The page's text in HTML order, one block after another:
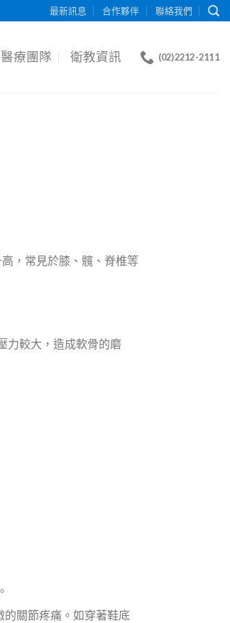
最新訊息 合作夥伴 聯絡我們
醫療團隊 衛教資訊 (02)2212-2111
，常見於膝、髖、脊椎等
力較大，造成軟骨的磨
關節疼痛。如穿著鞋底